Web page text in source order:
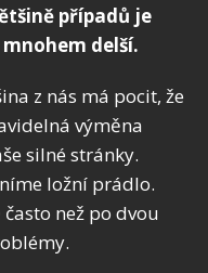
případů je
delší.
z nás má pocit, že
výměna
silné stránky.
ložní prádlo.
než po dvou